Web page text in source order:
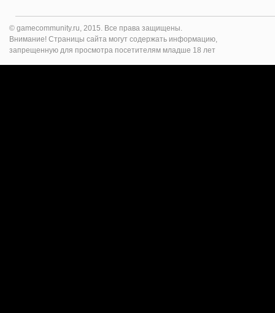
© gamecommunity.ru, 2015. Все права защищены.
Внимание! Страницы сайта могут содержать информацию,
запрещенную для просмотра посетителям младше 18 лет